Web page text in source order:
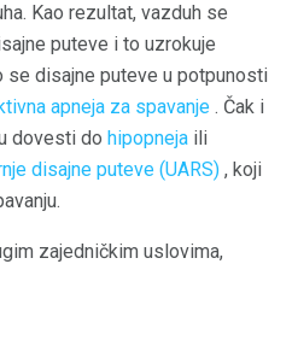
Kao rezultat, vazduh se
puteve i to uzrokuje
se disajne puteve u potpunosti
apneja za spavanje . Čak i
dovesti do hipopneja ili
disajne puteve (UARS) , koji
zajedničkim uslovima,